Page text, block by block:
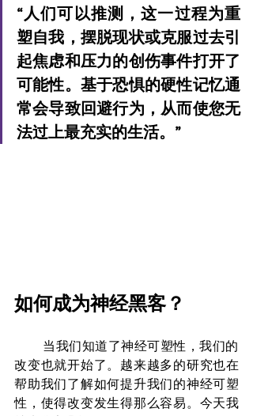
“人们可以推测，这一过程为重
塑自我，摆脱现状或克服过去引
起焦虑和压力的创伤事件打开了
可能性。基于恐惧的硬性记忆通
常会导致回避行为，从而使您无
法过上最充实的生活。”
如何成为神经黑客？
改变也就开始了。越来越多的研究也在
帮助我们了解如何提升我们的神经可塑
性，使得改变发生得那么容易。今天我